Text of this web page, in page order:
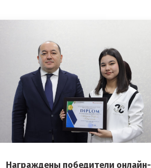
Награждены победители онлайн-